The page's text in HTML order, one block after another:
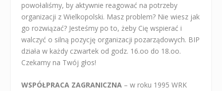
powołaliśmy, by aktywnie reagować na potrzeby
organizacji z Wielkopolski. Masz problem? Nie wiesz jak
go rozwiązać? Jesteśmy po to, żeby Cię wspierać i
walczyć o silną pozycję organizacji pozarządowych. BIP
działa w każdy czwartek od godz. 16.oo do 18.oo.
Czekamy na Twój głos!
WSPÓŁPRACA ZAGRANICZNA – w roku 1995 WRK